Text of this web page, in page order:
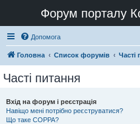
Форум порталу
Допомога
Головна Список форумів Часті
Часті питання
Вхід на форум і реєстрація
Навіщо мені потрібно реєструватися?
Що таке COPPA?